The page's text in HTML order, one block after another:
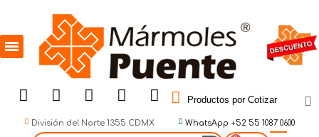
Productos por Cotizar
División del Norte 1355 CDMX WhatsApp +52 55 1087 0600